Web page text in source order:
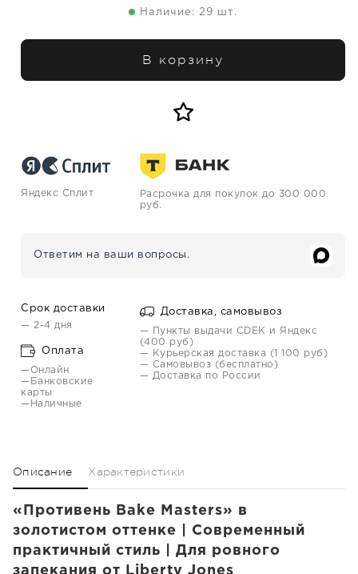
Наличие: 29 шт.
В корзину
Яндекс Сплит
Расрочка для покупок до 300 000
руб.
Ответим на ваши вопросы.
Срок доставки
— 2-4 дня
Оплата
—Онлайн
—Банковские
карты
—Наличные
Доставка, самовывоз
— Пункты выдачи CDEK и Яндекс
(400 руб)
— Курьерская доставка (1 100 руб)
— Самовывоз (бесплатно)
— Доставка по России
Описание Характеристики
«Противень Bake Masters» в
золотистом оттенке | Современный
практичный стиль | Для ровного
запекания от Liberty Jones